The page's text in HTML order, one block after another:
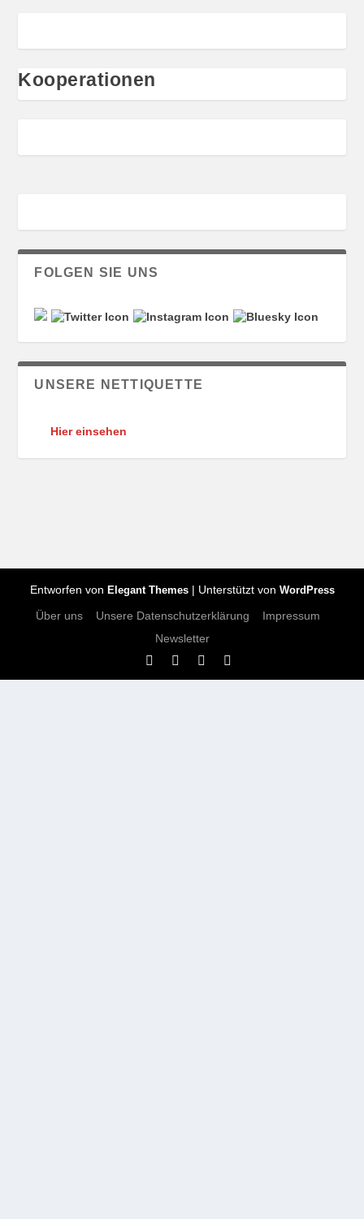
Kooperationen
FOLGEN SIE UNS
UNSERE NETTIQUETTE
Hier einsehen
Entworfen von Elegant Themes| Unterstützt von WordPress
Über uns Unsere Datenschutzerklärung
Impressum
Newsletter